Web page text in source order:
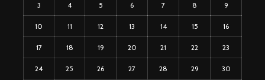
3 4 5 6 7 8 9
10 11 12 13 14 15 16
17 18 19 20 21 22 23
24 25 26 27 28 29 30